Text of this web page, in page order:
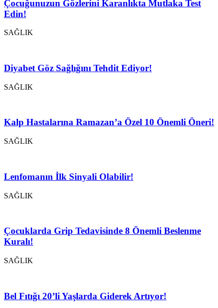
Çocuğunuzun Gözlerini Karanlıkta Mutlaka Test
Edin!
SAĞLIK
Diyabet Göz Sağlığını Tehdit Ediyor!
SAĞLIK
Kalp Hastalarına Ramazan’a Özel 10 Önemli Öneri!
SAĞLIK
Lenfomanın İlk Sinyali Olabilir!
SAĞLIK
Çocuklarda Grip Tedavisinde 8 Önemli Beslenme
Kuralı!
SAĞLIK
Bel Fıtığı 20’li Yaşlarda Giderek Artıyor!